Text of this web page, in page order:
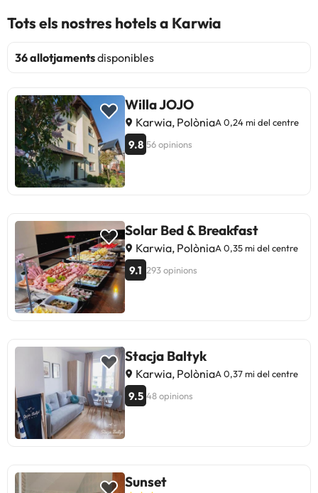
Tots els nostres hotels a Karwia
36 allotjamentsdisponibles
Willa JOJO
Karwia, PolòniaA 0,24 mi del centre
9.8 56 opinions
Solar Bed & Breakfast
Karwia, PolòniaA 0,35 mi del centre
9.1 293 opinions
Stacja Baltyk
Karwia, PolòniaA 0,37 mi del centre
9.5 48 opinions
Sunset